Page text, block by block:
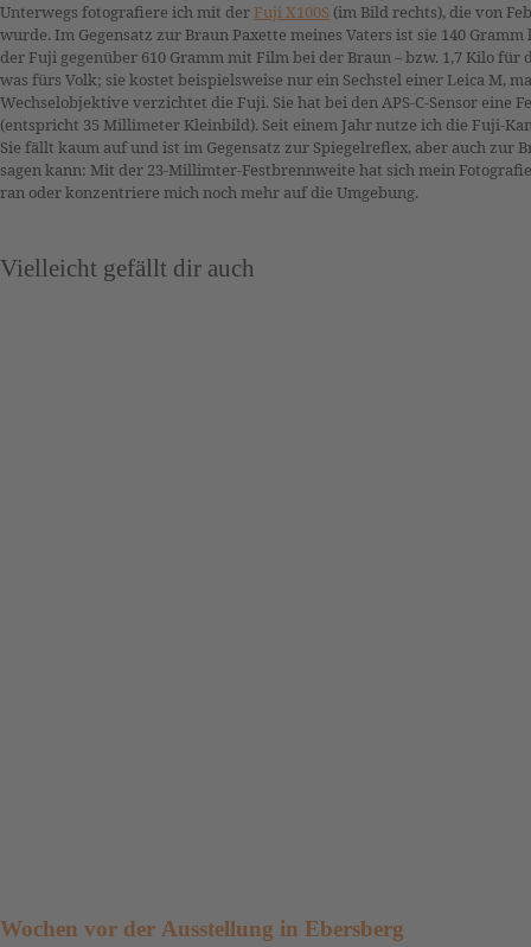
Unterwegs fotografiere ich mit der Fuji X100S (im Bild rechts), die von
wurde. Im Gegensatz zur Braun Paxette meines Vaters ist sie 140
der Fuji gegenüber 610 Gramm mit Film bei der Braun – bzw. 1,7 Kilo für
was fürs Volk; sie kostet beispielsweise nur ein Sechstel einer Leica M,
Wechselobjektive verzichtet die Fuji. Sie hat bei den APS-C-Sensor eine
(entspricht 35 Millimeter Kleinbild). Seit einem Jahr nutze ich die Fuji-
Sie fällt kaum auf und ist im Gegensatz zur Spiegelreflex, aber auch zur
sagen kann: Mit der 23-Millimter-Festbrennweite hat sich mein
ran oder konzentriere mich noch mehr auf die Umgebung.
Vielleicht gefällt dir auch
vor der Ausstellung in Ebersberg